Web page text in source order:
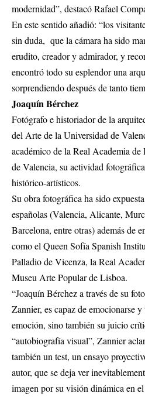
modernidad”, destacó Rafael
En este sentido añadió: “los
sin duda, que la cámara ha sido
erudito, creador y admirador, y
encontró todo su esplendor una
sorprendiendo después de tanto
Joaquín Bérchez
Fotógrafo e historiador de la
del Arte de la Universidad de
académico de la Real Academia
de Valencia, su actividad
histórico-artísticos.
Su obra fotográfica ha sido
españolas (Valencia, Alicante,
Barcelona, entre otras) además de
como el Queen Sofía Spanish
Palladio de Vicenza, la Real
Museu Arte Popular de Lisboa.
“Joaquín Bérchez a través de su
Zannier, es capaz de emocionarse
emoción, sino también su juicio
“autobiografía visual”, Zannier
también un test, un ensayo
autor, que se deja ver
imagen por su visión dinámica en el